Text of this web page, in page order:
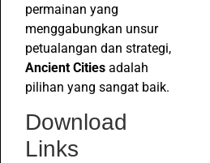
permainan yang
menggabungkan unsur
petualangan dan strategi,
Ancient Cities adalah
pilihan yang sangat baik.
Download
Links